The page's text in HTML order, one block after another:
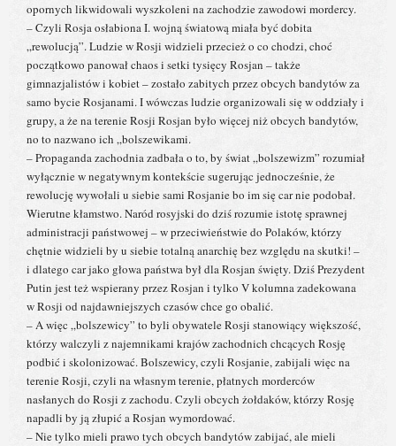
opornych likwidowali wyszkoleni na zachodzie zawodowi mordercy.
– Czyli Rosja osłabiona I. wojną światową miała być dobita
„rewolucją”. Ludzie w Rosji widzieli przecież o co chodzi, choć
początkowo panował chaos i setki tysięcy Rosjan – także
gimnazjalistów i kobiet – zostało zabitych przez obcych bandytów za
samo bycie Rosjanami. I wówczas ludzie organizowali się w oddziały i
grupy, a że na terenie Rosji Rosjan było więcej niż obcych bandytów,
no to nazwano ich „bolszewikami.
– Propaganda zachodnia zadbała o to, by świat „bolszewizm” rozumiał
wyłącznie w negatywnym kontekście sugerując jednocześnie, że
rewolucję wywołali u siebie sami Rosjanie bo im się car nie podobał.
Wierutne kłamstwo. Naród rosyjski do dziś rozumie istotę sprawnej
administracji państwowej – w przeciwieństwie do Polaków, którzy
chętnie widzieli by u siebie totalną anarchię bez względu na skutki! –
i dlatego car jako głowa państwa był dla Rosjan święty. Dziś Prezydent
Putin jest też wspierany przez Rosjan i tylko V kolumna zadekowana
w Rosji od najdawniejszych czasów chce go obalić.
– A więc „bolszewicy” to byli obywatele Rosji stanowiący większość,
którzy walczyli z najemnikami krajów zachodnich chcących Rosję
podbić i skolonizować. Bolszewicy, czyli Rosjanie, zabijali więc na
terenie Rosji, czyli na własnym terenie, płatnych morderców
nasłanych do Rosji z zachodu. Czyli obcych żołdaków, którzy Rosję
napadli by ją złupić a Rosjan wymordować.
– Nie tylko mieli prawo tych obcych bandytów zabijać, ale mieli